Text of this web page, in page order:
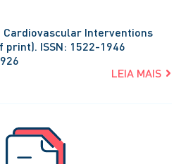
Interventions
print). ISSN: 1522-1946
LEIA MAIS